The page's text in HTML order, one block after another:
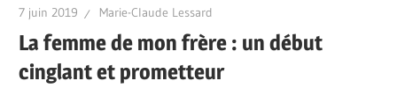
7 juin 2019 Marie-Claude Lessard
La femme de mon frère : un début
cinglant et prometteur